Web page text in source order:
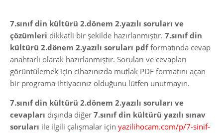
7.sınıf din kültürü 2.dönem 2.yazılı soruları ve
çözümleri dikkatli bir şekilde hazırlanmıştır. 7.sınıf din
kültürü 2.dönem 2.yazılı soruları pdfformatında cevap
anahtarlı olarak hazırlanmıştır. Soruları ve cevapları
görüntülemek için cihazınızda mutlak PDF formatını açan
bir programa ihtiyacınız olduğunu lütfen unutmayın.
7.sınıf din kültürü 2.dönem 2.yazılı soruları ve
cevapları dışında diğer 7.sınıf din kültürü yazılı sınav
soruları ile ilgili çalışmalar için yazilihocam.com/p/7-sinif-